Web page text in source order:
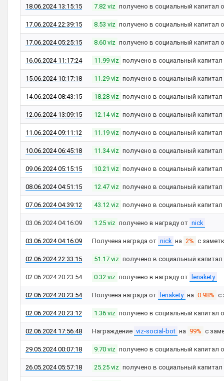
18.06.2024 13:15:15 7.82 viz получено в социальный капитал
17.06.2024 22:39:15 8.53 viz получено в социальный капитал
17.06.2024 05:25:15 8.60 viz получено в социальный капитал
16.06.2024 11:17:24 11.99 viz получено в социальный
15.06.2024 10:17:18 11.29 viz получено в социальный
14.06.2024 08:43:15 18.28 viz получено в социальный
12.06.2024 13:09:15 12.14 viz получено в социальный
11.06.2024 09:11:12 11.19 viz получено в социальный
10.06.2024 06:45:18 11.34 viz получено в социальный
09.06.2024 05:15:15 10.21 viz получено в социальный
08.06.2024 04:51:15 12.47 viz получено в социальный
07.06.2024 04:39:12 43.12 viz получено в социальный
03.06.2024 04:16:09 1.25 viz получено в награду от nick
03.06.2024 04:16:09 Получена награда от nick на 2% с
02.06.2024 22:33:15 51.17 viz получено в социальный
02.06.2024 20:23:54 0.32 viz получено в награду от lenakety
02.06.2024 20:23:54 Получена награда от lenakety на 0.98% с
02.06.2024 20:23:12 1.36 viz получено в социальный капитал
02.06.2024 17:56:48 Награждение viz-social-bot на 99% с
29.05.2024 00:07:18 9.70 viz получено в социальный капитал
26.05.2024 05:57:18 25.25 viz получено в социальный